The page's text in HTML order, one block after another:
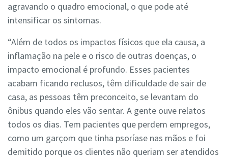
agravando o quadro emocional, o que pode até
intensificar os sintomas.
“Além de todos os impactos físicos que ela causa, a
inflamação na pele e o risco de outras doenças, o
impacto emocional é profundo. Esses pacientes
acabam ficando reclusos, têm dificuldade de sair de
casa, as pessoas têm preconceito, se levantam do
ônibus quando eles vão sentar. A gente ouve relatos
todos os dias. Tem pacientes que perdem empregos,
como um garçom que tinha psoríase nas mãos e foi
demitido porque os clientes não queriam ser atendidos